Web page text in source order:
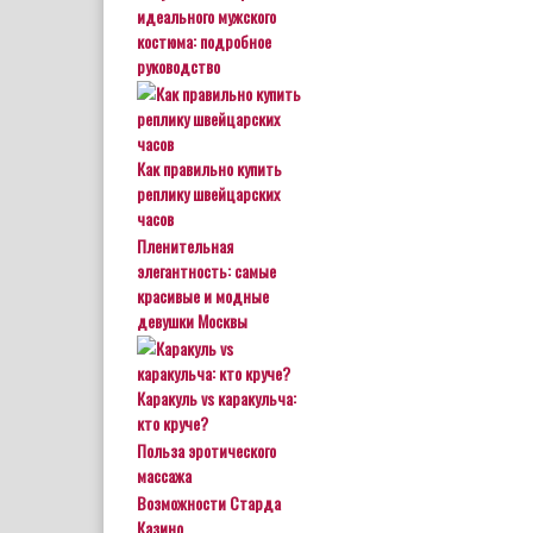
идеального мужского
костюма: подробное
руководство
Как правильно купить
реплику швейцарских
часов
Пленительная
элегантность: самые
красивые и модные
девушки Москвы
Каракуль vs каракульча:
кто круче?
Польза эротического
массажа
Возможности Старда
Казино